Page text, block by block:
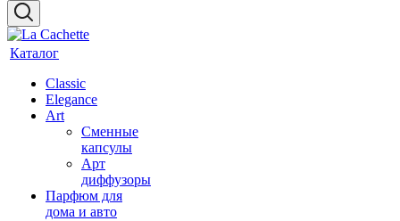
Каталог
Classic
Elegance
Art
Сменные
капсулы
Арт
диффузоры
Парфюм для
дома и авто